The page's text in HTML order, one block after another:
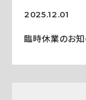
2025.12.01
臨時休業のお知